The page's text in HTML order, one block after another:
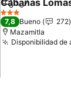
CompartirAgregar a
Cabañas
3 Estrellas
7,8 Bueno
272
Mazamitla
Disponibilidad de